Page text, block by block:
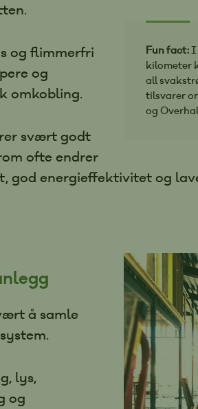
Fun fact:I
kilometer
all
tilsvarer
og
og flimmerfri
og
omkobling.
svært godt
ofte endrer
god energieffektivitet og
å samle
lys,
og